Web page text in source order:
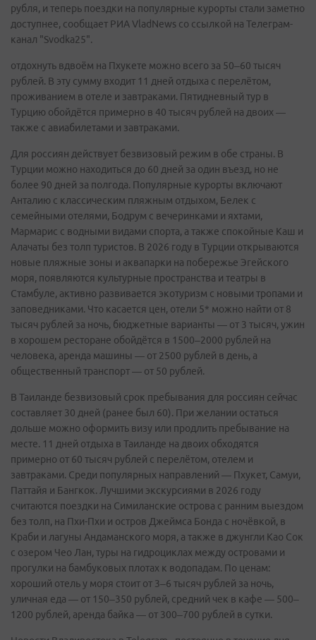
рубля, и теперь поездки на популярные курорты стали заметно
доступнее, сообщает РИА VladNews со ссылкой на Телеграм-
канал "Svodka25".
отдохнуть вдвоём на Пхукете можно всего за 50–60 тысяч
рублей. В эту сумму входит 11 дней отдыха с перелётом,
проживанием в отеле и завтраками. Пятидневный тур в
Турцию обойдётся примерно в 40 тысяч рублей на двоих —
также с авиабилетами и завтраками.
Для россиян действует безвизовый режим в обе страны. В
Турции можно находиться до 60 дней за один въезд, но не
более 90 дней за полгода. Популярные курорты включают
Анталию с классическим пляжным отдыхом, Белек с
семейными отелями, Бодрум с вечеринками и яхтами,
Мармарис с водными видами спорта, а также спокойные Каш и
Алачаты без толп туристов. В 2026 году в Турции открываются
новые пляжные зоны и аквапарки на побережье Эгейского
моря, появляются культурные пространства и театры в
Стамбуле, активно развивается экотуризм с новыми тропами и
заповедниками. Что касается цен, отели 5* можно найти от 8
тысяч рублей за ночь, бюджетные варианты — от 3 тысяч, ужин
в хорошем ресторане обойдётся в 1500–2000 рублей на
человека, аренда машины — от 2500 рублей в день, а
общественный транспорт — от 50 рублей.
В Таиланде безвизовый срок пребывания для россиян сейчас
составляет 30 дней (ранее был 60). При желании остаться
дольше можно оформить визу или продлить пребывание на
месте. 11 дней отдыха в Таиланде на двоих обходятся
примерно от 60 тысяч рублей с перелётом, отелем и
завтраками. Среди популярных направлений — Пхукет, Самуи,
Паттайя и Бангкок. Лучшими экскурсиями в 2026 году
считаются поездки на Симиланские острова с ранним выездом
без толп, на Пхи-Пхи и остров Джеймса Бонда с ночёвкой, в
Краби и лагуны Андаманского моря, а также в джунгли Као Сок
с озером Чео Лан, туры на гидроциклах между островами и
прогулки на бамбуковых плотах к водопадам. По ценам:
хороший отель у моря стоит от 3–6 тысяч рублей за ночь,
уличная еда — от 150–350 рублей, средний чек в кафе — 500–
1200 рублей, аренда байка — от 300–700 рублей в сутки.